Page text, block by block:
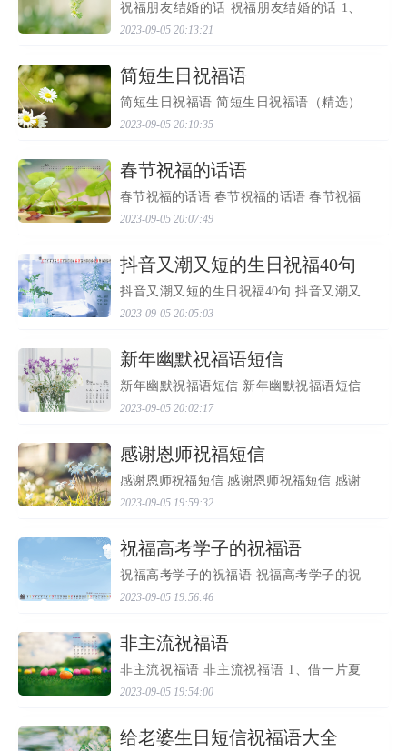
祝福朋友结婚的话 祝福朋友结婚的话 1、
克服了 爱情 海中的迷茫，经历了爱情海里
的风雨，终于等到今天这个阳光灿烂的日
你们相亲相爱，幸...
2023-09-05 20:13:21
​简短生日祝福语
简短生日祝福语 简短生日祝福语（精选）
简短生日祝福语100条 1、生日欢乐，健康
长寿每一天。 2、在这甜蜜的日子里，祝你
一天！ 4、岁岁年...
2023-09-05 20:10:35
​春节祝福的话语
春节祝福的话语 春节祝福的话语 春节祝福
的话语 春节祝福的话语 1、祝你一帆风
顺，二龙腾飞，三羊开泰，四季平安，五
财，九九同心，十全十...
2023-09-05 20:07:49
​抖音又潮又短的生日祝福40句
抖音又潮又短的生日祝福40句 抖音又潮又
短的生日祝福40句（深度文） 抖音又潮又
短的生日祝福40句 导读：欢迎大家来到，
生日祝福40句，以下...
2023-09-05 20:05:03
​新年幽默祝福语短信
新年幽默祝福语短信 新年幽默祝福语短信
新春佳节到，向你问个好；身体倍健康，
心情特别好；好运天天交，口味顿顿妙；
理了新年幽默 祝福...
2023-09-05 20:02:17
​感谢恩师祝福短信
感谢恩师祝福短信 感谢恩师祝福短信 感谢
恩师祝福短信 老师，祝您节日快乐，我在
自己的事业中茁壮成长。那清脆的下课铃
想念。 秋风落尽处...
2023-09-05 19:59:32
​祝福高考学子的祝福语
祝福高考学子的祝福语 祝福高考学子的祝
福语 1、在高考里，愿尽最大的可能，在远
方倾诉我的祝福，相信自己的梦想与汗
上肯定有人失眠，...
2023-09-05 19:56:46
​非主流祝福语
非主流祝福语 非主流祝福语 1、借一片夏
雨，滋润你灿烂的笑脸；捕一缕凉风，拂
去你忙碌的疲倦；开一眼清泉，为你送上
的夏天。 2、悦耳的...
2023-09-05 19:54:00
​给老婆生日短信祝福语大全